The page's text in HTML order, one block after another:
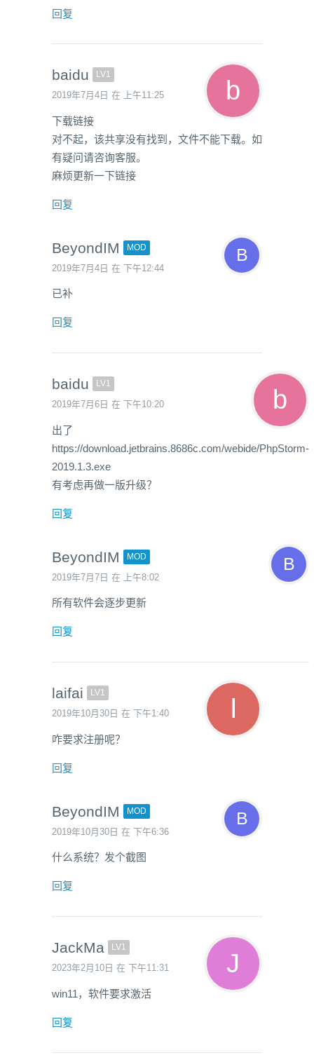
回复
baidu LV1
2019年7月4日 在 上午11:25
下载链接
对不起，该共享没有找到，文件不能下载。如
有疑问请咨询客服。
麻烦更新一下链接
回复
BeyondIM MOD
2019年7月4日 在 下午12:44
已补
回复
baidu LV1
2019年7月6日 在 下午10:20
出了
https://download.jetbrains.8686c.com/webide/PhpStorm-
2019.1.3.exe
有考虑再做一版升级？
回复
BeyondIM MOD
2019年7月7日 在 上午8:02
所有软件会逐步更新
回复
laifai LV1
2019年10月30日 在 下午1:40
咋要求注册呢？
回复
BeyondIM MOD
2019年10月30日 在 下午6:36
什么系统？发个截图
回复
JackMa LV1
2023年2月10日 在 下午11:31
win11，软件要求激活
回复